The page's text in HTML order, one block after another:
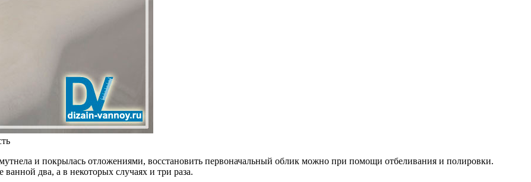
и покрылась отложениями, восстановить первоначальный облик можно при помощи отбеливания и полировки.
два, а в некоторых случаях и три раза.